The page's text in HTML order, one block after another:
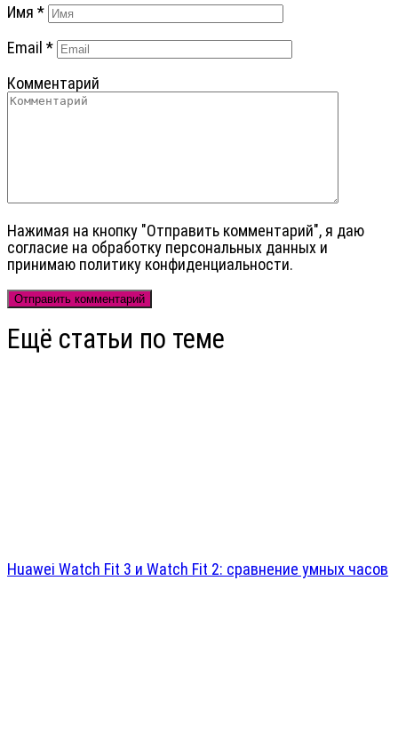
Имя *
Email *
Комментарий
Нажимая на кнопку "Отправить комментарий", я даю
cогласие на обработку персональных данных и
принимаю политику конфиденциальности.
Ещё статьи по теме
Huawei Watch Fit 3 и Watch Fit 2: сравнение умных часов